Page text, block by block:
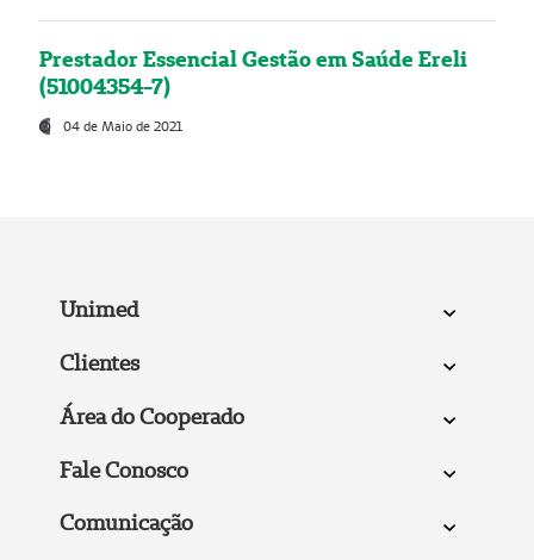
Prestador Essencial Gestão em Saúde Ereli
(51004354-7)
04 de Maio de 2021
Unimed
Clientes
Área do Cooperado
Fale Conosco
Comunicação